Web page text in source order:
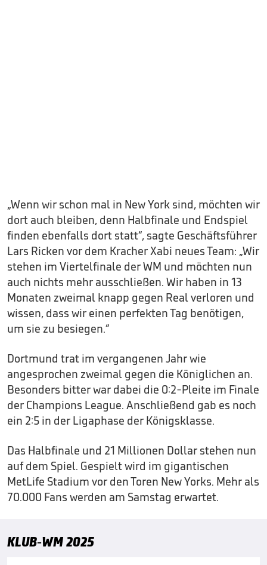
„Wenn wir schon mal in New York sind, möchten wir
dort auch bleiben, denn Halbfinale und Endspiel
finden ebenfalls dort statt“, sagte Geschäftsführer
Lars Ricken vor dem Kracher Xabi neues Team: „Wir
stehen im Viertelfinale der WM und möchten nun
auch nichts mehr ausschließen. Wir haben in 13
Monaten zweimal knapp gegen Real verloren und
wissen, dass wir einen perfekten Tag benötigen,
um sie zu besiegen.“
Dortmund trat im vergangenen Jahr wie
angesprochen zweimal gegen die Königlichen an.
Besonders bitter war dabei die 0:2-Pleite im Finale
der Champions League. Anschließend gab es noch
ein 2:5 in der Ligaphase der Königsklasse.
Das Halbfinale und 21 Millionen Dollar stehen nun
auf dem Spiel. Gespielt wird im gigantischen
MetLife Stadium vor den Toren New Yorks. Mehr als
70.000 Fans werden am Samstag erwartet.
KLUB-WM 2025